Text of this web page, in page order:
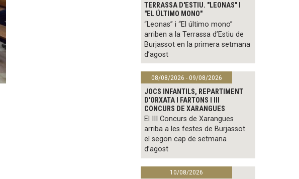
TERRASSA D'ESTIU. "LEONAS" I
"EL ÚLTIMO MONO"
“Leonas” i “El último mono”
arriben a la Terrassa d’Estiu de
Burjassot en la primera setmana
d’agost
08/08/2026 - 09/08/2026
JOCS INFANTILS, REPARTIMENT
D'ORXATA I FARTONS I III
CONCURS DE XARANGUES
El III Concurs de Xarangues
arriba a les festes de Burjassot
el segon cap de setmana
d’agost
10/08/2026